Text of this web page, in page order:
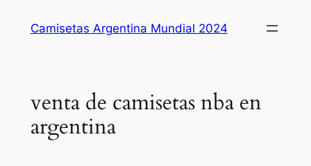
Camisetas Argentina Mundial 2024
venta de camisetas nba en
argentina